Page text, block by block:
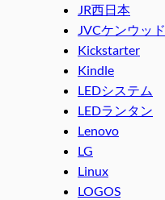
JR西日本
JVCケンウッド
Kickstarter
Kindle
LEDシステム
LEDランタン
Lenovo
LG
Linux
LOGOS